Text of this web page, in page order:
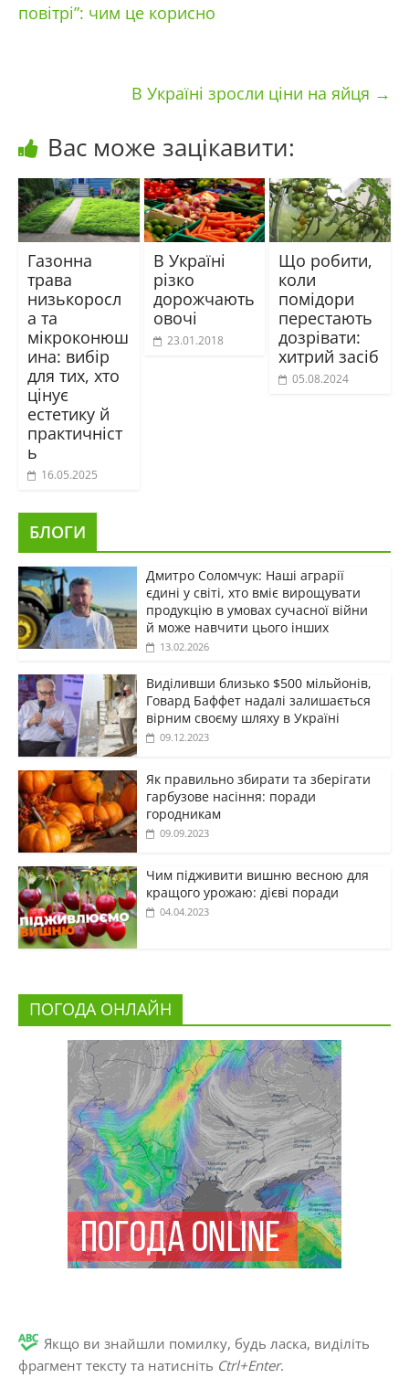
повітрі”: чим це корисно
В Україні зросли ціни на яйця →
Вас може зацікавити:
Газонна
трава
низькоросл
а та
мікроконюш
ина: вибір
для тих, хто
цінує
естетику й
практичніст
ь
16.05.2025
В Україні
різко
дорожчають
овочі
23.01.2018
Що робити,
коли
помідори
перестають
дозрівати:
хитрий засіб
05.08.2024
БЛОГИ
Дмитро Соломчук: Наші аграрії
єдині у світі, хто вміє вирощувати
продукцію в умовах сучасної війни
й може навчити цього інших
13.02.2026
Виділивши близько $500 мільйонів,
Говард Баффет надалі залишається
вірним своєму шляху в Україні
09.12.2023
Як правильно збирати та зберігати
гарбузове насіння: поради
городникам
09.09.2023
Чим підживити вишню весною для
кращого урожаю: дієві поради
04.04.2023
ПОГОДА ОНЛАЙН
Якщо ви знайшли помилку, будь ласка, виділіть
фрагмент тексту та натисніть Ctrl+Enter.